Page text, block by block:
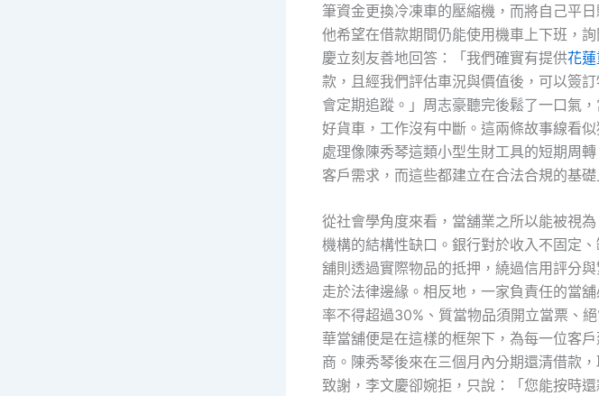
筆資金更換冷凍車的壓縮機，而將自己平
他希望在借款期間仍能使用機車上下班，
慶立刻友善地回答：「我們確實有提供花
款，且經我們評估車況與價值後，可以簽
會定期追蹤。」周志豪聽完後鬆了一口氣
好貨車，工作沒有中斷。這兩條故事線看
處理像陳秀琴這類小型生財工具的短期周
客戶需求，而這些都建立在合法合規的基礎
從社會學角度來看，當舖業之所以能被視
機構的結構性缺口。銀行對於收入不固定
舖則透過實際物品的抵押，繞過信用評分
走於法律邊緣。相反地，一家負責任的當
率不得超過30%、質當物品須開立當票、
華當舖便是在這樣的框架下，為每一位客
商。陳秀琴後來在三個月內分期還清借款
致謝，李文慶卻婉拒，只說：「您能按時還